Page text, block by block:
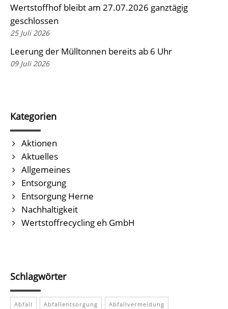
Wertstoffhof bleibt am 27.07.2026 ganztägig
geschlossen
25 Juli 2026
Leerung der Mülltonnen bereits ab 6 Uhr
09 Juli 2026
Kategorien
Aktionen
Aktuelles
Allgemeines
Entsorgung
Entsorgung Herne
Nachhaltigkeit
Wertstoffrecycling eh GmbH
Schlagwörter
Abfall Abfallentsorgung Abfallvermeidung